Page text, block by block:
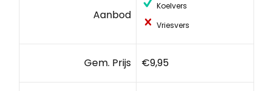
Aanbod
Koelvers
Vriesvers
Gem. Prijs €9,95